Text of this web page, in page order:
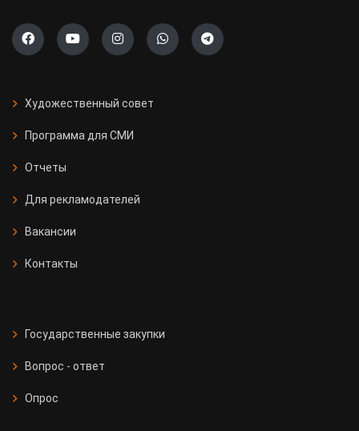
Художественный совет
Программа для СМИ
Отчеты
Для рекламодателей
Вакансии
Контакты
Государственные закупки
Вопрос - ответ
Опрос